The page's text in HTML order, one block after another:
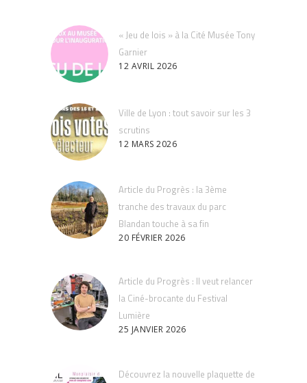
« Jeu de lois » à la Cité Musée Tony
Garnier
12 AVRIL 2026
Ville de Lyon : tout savoir sur les 3
scrutins
12 MARS 2026
Article du Progrès : la 3ème
tranche des travaux du parc
Blandan touche à sa fin
20 FÉVRIER 2026
Article du Progrès : Il veut relancer
la Ciné-brocante du Festival
Lumière
25 JANVIER 2026
Découvrez la nouvelle plaquette de